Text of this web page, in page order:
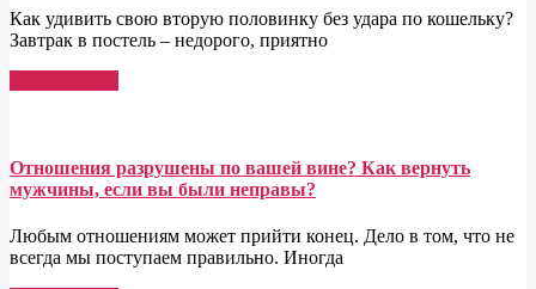
Как удивить свою вторую половинку без удара по кошельку?
Завтрак в постель – недорого, приятно
Отношения разрушены по вашей вине? Как вернуть
мужчины, если вы были неправы?
Любым отношениям может прийти конец. Дело в том, что не
всегда мы поступаем правильно. Иногда